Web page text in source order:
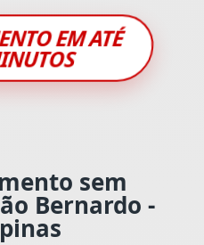
EM ATÉ
sem
Bernardo -